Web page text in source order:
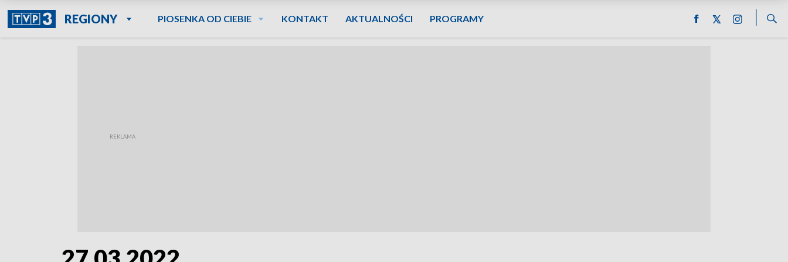
REGIONY PIOSENKA OD CIEBIE KONTAKT AKTUALNOŚCI PROGRAMY